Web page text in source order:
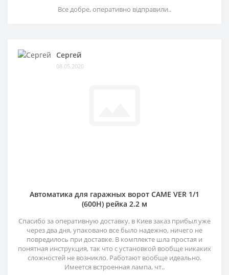
Все добре, оперативно відправили..
Сергей
08.05.2020
Автоматика для гаражных ворот CAME VER 1/1
(600H) рейка 2.2 м
Спасибо за оперативную доставку, в Киев заказ прибыл уже
через два дня, упаковано все было надежно, ничего не
повредилось при доставке. В комплекте шла простая и
понятная инструкция, так что с установкой вообще никаких
сложностей не возникло. Работают вообще идеально.
Имеется встроенная лампа, чт..